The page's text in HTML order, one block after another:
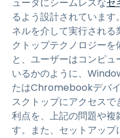
ュータにシームレスなセ
るよう設計されていま
ネルを介して実行され
クトップテクノロジー
と、ユーザーはコンピ
いるかのように、
たはChromebookデバ
スクトップにアクセス
利点を、上記の問題や複
す。また、セットアップ